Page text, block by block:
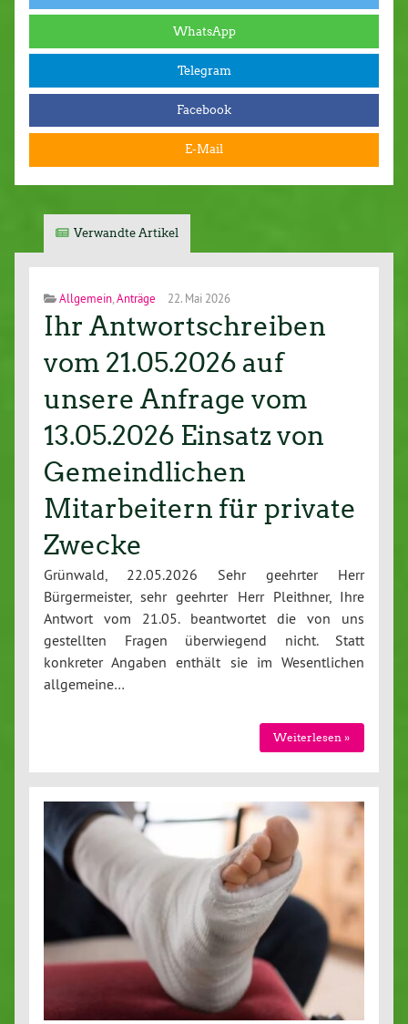
WhatsApp
Telegram
Facebook
E-Mail
Verwandte Artikel
Allgemein Anträge 22. Mai 2026
Ihr Antwortschreiben
vom 21.05.2026 auf
unsere Anfrage vom
13.05.2026 Einsatz von
Gemeindlichen
Mitarbeitern für private
Zwecke
Grünwald, 22.05.2026 Sehr geehrter Herr
Bürgermeister, sehr geehrter Herr Pleithner, Ihre
Antwort vom 21.05. beantwortet die von uns
gestellten Fragen überwiegend nicht. Statt
konkreter Angaben enthält sie im Wesentlichen
allgemeine…
Weiterlesen »